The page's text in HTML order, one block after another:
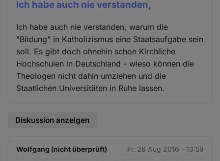
Ich habe auch nie verstanden,
Ich habe auch nie verstanden, warum die
"Bildung" in Katholizismus eine Staatsaufgabe sein
soll. Es gibt doch ohnehin schon Kirchliche
Hochschulen in Deutschland - wieso können die
Theologen nicht dahin umziehen und die
Staatlichen Universitäten in Ruhe lassen.
Diskussion anzeigen
Wolfgang (nicht überprüft) Fr. 26 Aug 2016 - 13:59